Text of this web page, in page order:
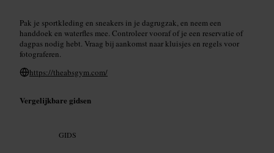
Pak je sportkleding en sneakers in je dagrugzak, en neem een
handdoek en waterfles mee. Controleer vooraf of je een reservatie of
dagpas nodig hebt. Vraag bij aankomst naar kluisjes en regels voor
fotograferen.
https://theabsgym.com/
Vergelijkbare gidsen
GIDS